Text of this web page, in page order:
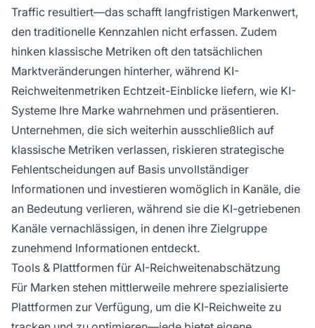
Traffic resultiert—das schafft langfristigen Markenwert,
den traditionelle Kennzahlen nicht erfassen. Zudem
hinken klassische Metriken oft den tatsächlichen
Marktveränderungen hinterher, während KI-
Reichweitenmetriken Echtzeit-Einblicke liefern, wie KI-
Systeme Ihre Marke wahrnehmen und präsentieren.
Unternehmen, die sich weiterhin ausschließlich auf
klassische Metriken verlassen, riskieren strategische
Fehlentscheidungen auf Basis unvollständiger
Informationen und investieren womöglich in Kanäle, die
an Bedeutung verlieren, während sie die KI-getriebenen
Kanäle vernachlässigen, in denen ihre Zielgruppe
zunehmend Informationen entdeckt.
Tools & Plattformen für AI-Reichweitenabschätzung
Für Marken stehen mittlerweile mehrere spezialisierte
Plattformen zur Verfügung, um die KI-Reichweite zu